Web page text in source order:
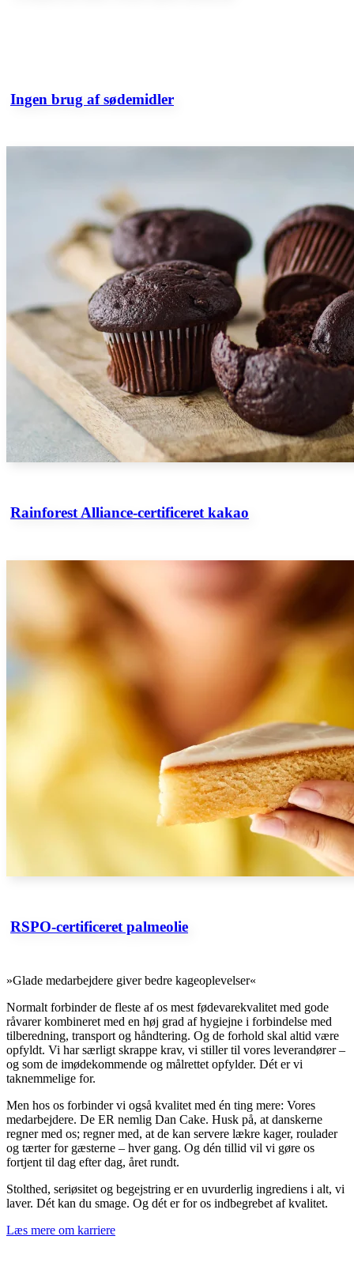
Ingen brug af sødemidler
Rainforest Alliance-certificeret kakao
RSPO-certificeret palmeolie
»Glade medarbejdere giver bedre kageoplevelser«
Normalt forbinder de fleste af os mest fødevarekvalitet med gode
råvarer kombineret med en høj grad af hygiejne i forbindelse med
tilberedning, transport og håndtering. Og de forhold skal altid være
opfyldt. Vi har særligt skrappe krav, vi stiller til vores leverandører –
og som de imødekommende og målrettet opfylder. Dét er vi
taknemmelige for.
Men hos os forbinder vi også kvalitet med én ting mere: Vores
medarbejdere. De ER nemlig Dan Cake. Husk på, at danskerne
regner med os; regner med, at de kan servere lækre kager, roulader
og tærter for gæsterne – hver gang. Og dén tillid vil vi gøre os
fortjent til dag efter dag, året rundt.
Stolthed, seriøsitet og begejstring er en uvurderlig ingrediens i alt, vi
laver. Dét kan du smage. Og dét er for os indbegrebet af kvalitet.
Læs mere om karriere